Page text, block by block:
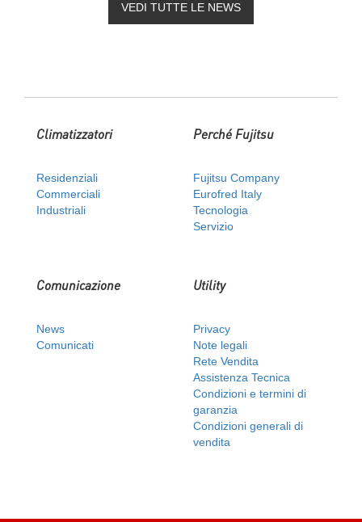
VEDI TUTTE LE NEWS
Climatizzatori
Residenziali
Commerciali
Industriali
Perché Fujitsu
Fujitsu Company
Eurofred Italy
Tecnologia
Servizio
Comunicazione
News
Comunicati
Utility
Privacy
Note legali
Rete Vendita
Assistenza Tecnica
Condizioni e termini di
garanzia
Condizioni generali di
vendita